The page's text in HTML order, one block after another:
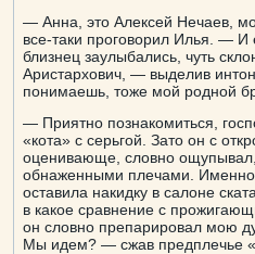
— Анна, это Алексей Нечаев,
все-таки проговорил Илья. —
близнец заулыбались, чуть
Аристархович, — выделив
понимаешь, тоже мой родной
— Приятно познакомиться,
«кота» с серьгой. Зато он с
оценивающе, словно ощупывал,
обнаженными плечами. Именно
оставила накидку в салоне
в какое сравнение с
он словно препарировал мою
Мы идем? — сжав предплечье